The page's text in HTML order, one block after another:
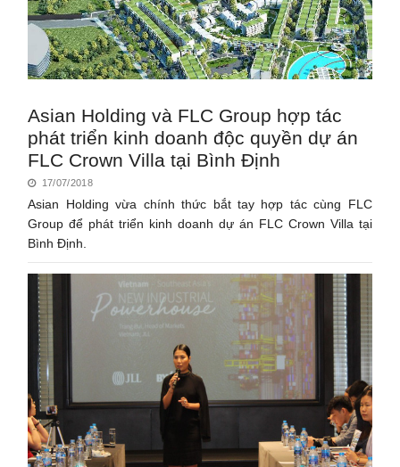
Asian Holding và FLC Group hợp tác
phát triển kinh doanh độc quyền dự án
FLC Crown Villa tại Bình Định
17/07/2018
Asian Holding vừa chính thức bắt tay hợp tác cùng FLC
Group để phát triển kinh doanh dự án FLC Crown Villa tại
Bình Định.